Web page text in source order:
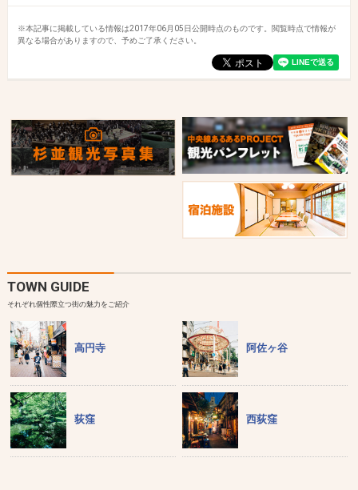
※本記事に掲載している情報は2017年06月05日公開時点のものです。閲覧時点で情報が
異なる場合がありますので、予めご了承ください。
TOWN GUIDE
それぞれ個性際立つ街の魅力をご紹介
高円寺 阿佐ヶ谷
荻窪 西荻窪